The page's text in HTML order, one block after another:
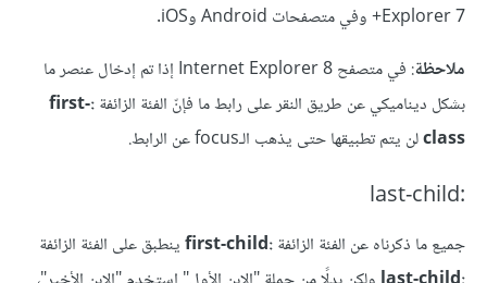
Explorer 7+ وفي متصفحات Android وiOS.
ملاحظة
: في متصفح Internet Explorer 8 إذا تم إدخال عنصر ما
بشكل ديناميكي عن طريق النقر على رابط ما فإنّ الفئة الزائفة :first-
classلن يتم تطبيقها حتى يذهب الـfocus عن الرابط.
:last-child
جميع ما ذكرناه عن الفئة الزائفة:first-child
ينطبق على الفئة الزائفة